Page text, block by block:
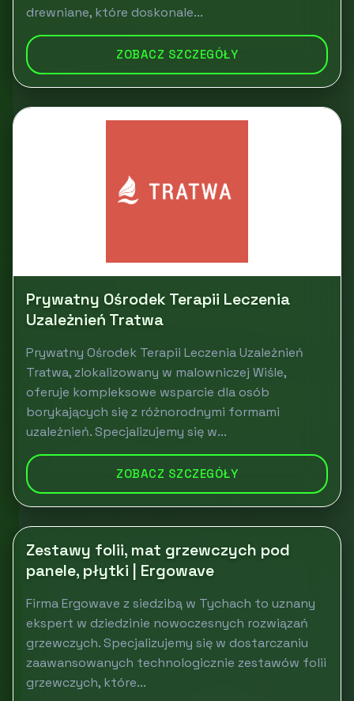
drewniane, które doskonale...
ZOBACZ SZCZEGÓŁY
Prywatny Ośrodek Terapii Leczenia
Uzależnień Tratwa
Prywatny Ośrodek Terapii Leczenia Uzależnień
Tratwa, zlokalizowany w malowniczej Wiśle,
oferuje kompleksowe wsparcie dla osób
borykających się z różnorodnymi formami
uzależnień. Specjalizujemy się w...
ZOBACZ SZCZEGÓŁY
Zestawy folii, mat grzewczych pod
panele, płytki | Ergowave
Firma Ergowave z siedzibą w Tychach to uznany
ekspert w dziedzinie nowoczesnych rozwiązań
grzewczych. Specjalizujemy się w dostarczaniu
zaawansowanych technologicznie zestawów folii
grzewczych, które...